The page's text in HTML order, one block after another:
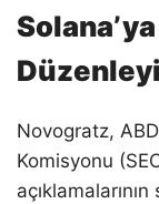
Novogratz,
Komisyonu